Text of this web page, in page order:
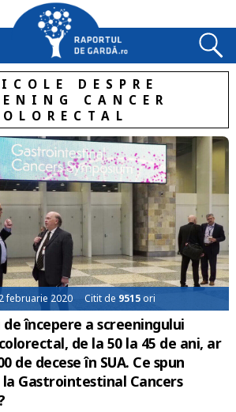
DESPRE
CANCER
februarie 2020 Citit de 9515ori
începere a screeningului
de la 50 la 45 de ani, ar
de decese în SUA. Ce spun
Gastrointestinal Cancers